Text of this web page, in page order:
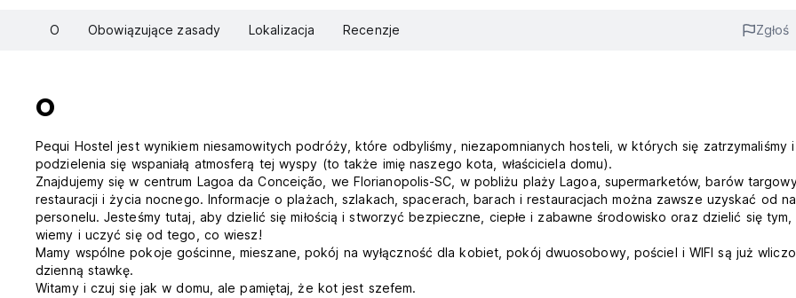
O Obowiązujące zasady Lokalizacja Recenzje Zgłoś
O
Pequi Hostel jest wynikiem niesamowitych podróży, które odbyliśmy, niezapomnianych hosteli, w których się zatrzymaliśmy
podzielenia się wspaniałą atmosferą tej wyspy (to także imię naszego kota, właściciela domu).
Znajdujemy się w centrum Lagoa da Conceição, we Florianopolis-SC, w pobliżu plaży Lagoa, supermarketów, barów
restauracji i życia nocnego. Informacje o plażach, szlakach, spacerach, barach i restauracjach można zawsze uzyskać od
personelu. Jesteśmy tutaj, aby dzielić się miłością i stworzyć bezpieczne, ciepłe i zabawne środowisko oraz dzielić się tym,
wiemy i uczyć się od tego, co wiesz!
Mamy wspólne pokoje gościnne, mieszane, pokój na wyłączność dla kobiet, pokój dwuosobowy, pościel i WIFI są już
dzienną stawkę.
Witamy i czuj się jak w domu, ale pamiętaj, że kot jest szefem.